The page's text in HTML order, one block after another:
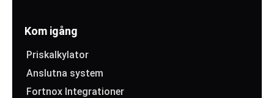
Kom igång
Priskalkylator
Anslutna system
Fortnox Integrationer